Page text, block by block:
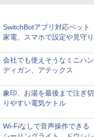
SwitchBotアプリ対応ペット
家電、スマホで設定や見守り
会社でも使えそうなミニハン
ディガン、アテックス
象印、お湯を最後まで注ぎ切
りやすい電気ケトル
Wi-Fiなしで音声操作できる